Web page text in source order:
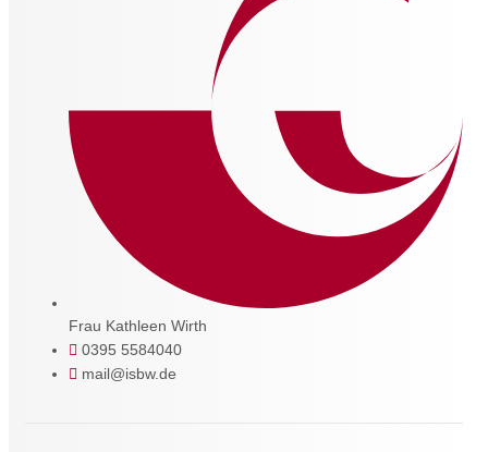
Frau Kathleen Wirth
0395 5584040
mail@isbw.de